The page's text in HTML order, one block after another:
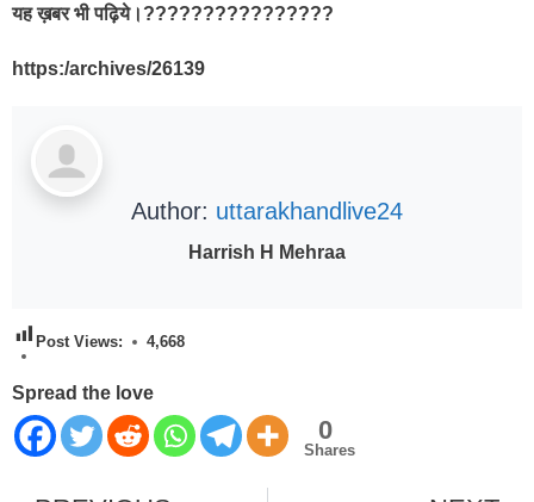
यह ख़बर भी पढ़िये।????????????????
https:/archives/26139
Author: uttarakhandlive24
Harrish H Mehraa
Post Views: 4,668
Spread the love
0
Shares